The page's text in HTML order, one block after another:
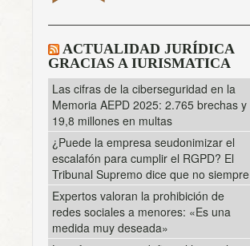
ACTUALIDAD JURÍDICA
GRACIAS A IURISMATICA
Las cifras de la ciberseguridad en la
Memoria AEPD 2025: 2.765 brechas y
19,8 millones en multas
¿Puede la empresa seudonimizar el
escalafón para cumplir el RGPD? El
Tribunal Supremo dice que no siempre
Expertos valoran la prohibición de
redes sociales a menores: «Es una
medida muy deseada»